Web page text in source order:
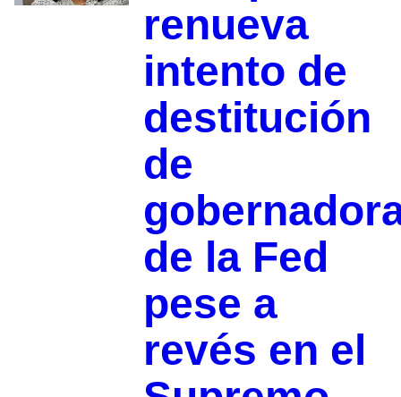
renueva
intento de
destitución
de
de la Fed
pese a
revés en el